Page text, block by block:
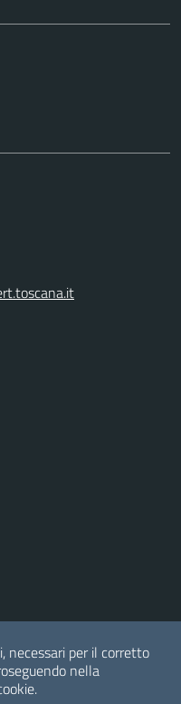
necessari per il corretto
nella